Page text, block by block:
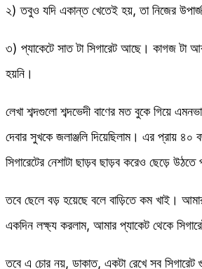
২) তবুও যদি একান্ত খেতেই হয়, তা নিজের
৩) প্যাকেটে সাত টা সিগারেট আছে। কাগজ টা
হয়নি।
লেখা শব্দগুলো শব্দভেদী বাণের মত বুকে গিয়ে
দেবার সুখকে জলাঞ্জলি দিয়েছিলাম। এর প্রায়
সিগারেটের নেশাটা ছাড়ব ছাড়ব করেও ছেড়ে উঠতে
তবে ছেলে বড় হয়েছে বলে বাড়িতে কম খাই। আমার
একদিন লক্ষ্য করলাম, আমার প্যাকেট থেকে
তবে এ চোর নয়, ডাকাত, একটা রেখে সব